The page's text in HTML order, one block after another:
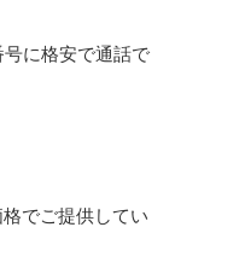
に格安で通話で
でご提供してい